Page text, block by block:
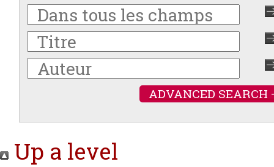
ADVANCED SEARCH
Up a level